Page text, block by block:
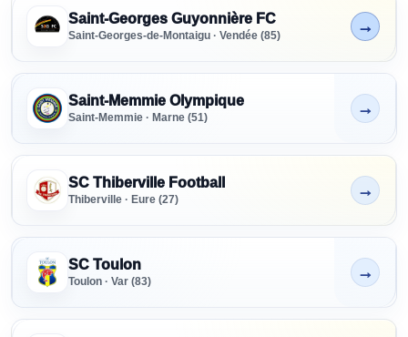
Saint-Georges Guyonnière FC
Saint-Georges-de-Montaigu · Vendée (85)
En cours
→
Saint-Memmie Olympique
Saint-Memmie · Marne (51)
Non indiqué
→
SC Thiberville Football
Thiberville · Eure (27)
Non indiqué
→
SC Toulon
Toulon · Var (83)
Non indiqué
→